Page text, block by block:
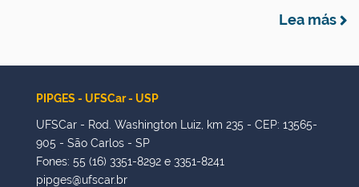
Lea más
PIPGES - UFSCar - USP
UFSCar - Rod. Washington Luiz, km 235 - CEP: 13565-
905 - São Carlos - SP
Fones: 55 (16) 3351-8292 e 3351-8241
pipges@ufscar.br